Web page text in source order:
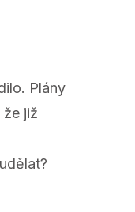
Plány
že již